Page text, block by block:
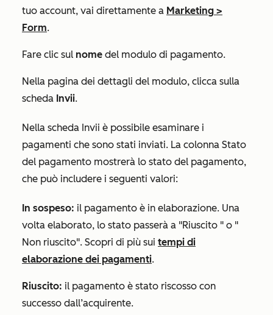
tuo account, vai direttamente a Marketing >
Form.
Fare clic sul nome del modulo di pagamento.
Nella pagina dei dettagli del modulo, clicca sulla
scheda Invii.
Nella scheda Invii è possibile esaminare i
pagamenti che sono stati inviati. La colonna Stato
del pagamento mostrerà lo stato del pagamento,
che può includere i seguenti valori:
In sospeso: il pagamento è in elaborazione. Una
volta elaborato, lo stato passerà a "Riuscito " o "
Non riuscito". Scopri di più sui tempi di
elaborazione dei pagamenti.
Riuscito: il pagamento è stato riscosso con
successo dall’acquirente.